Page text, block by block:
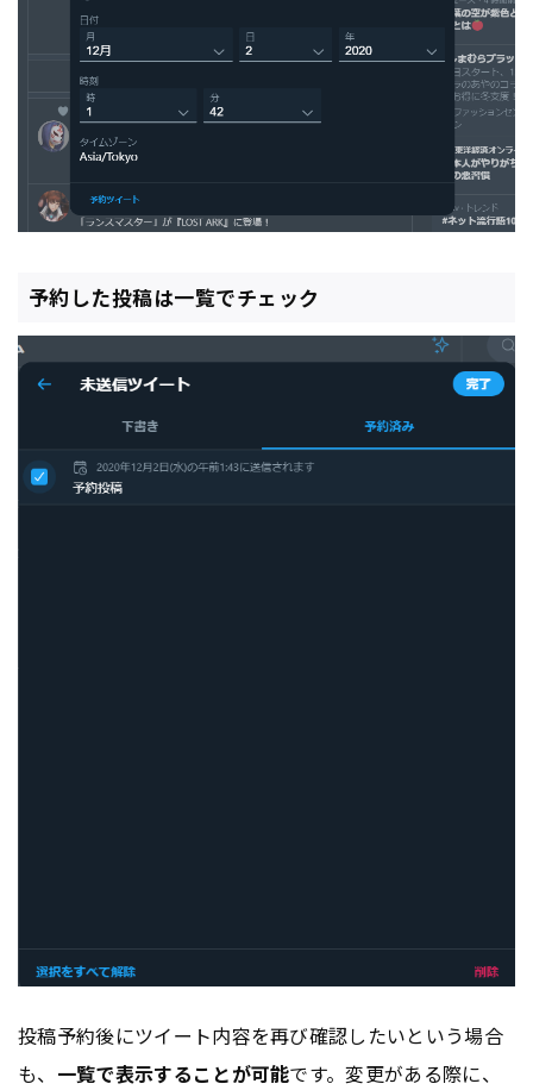
予約した投稿は一覧でチェック
投稿予約後にツイート内容を再び確認したいという場合
も、 一覧で表示することが可能です。変更がある際に、